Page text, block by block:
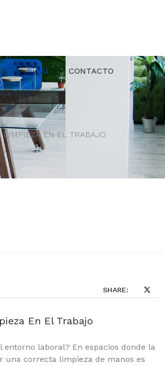
BLOG CONTACTO
LIMPIEZA EN EL TRABAJO
SHARE:
En El Trabajo
laboral? En espacios donde la
una correcta limpieza de manos es